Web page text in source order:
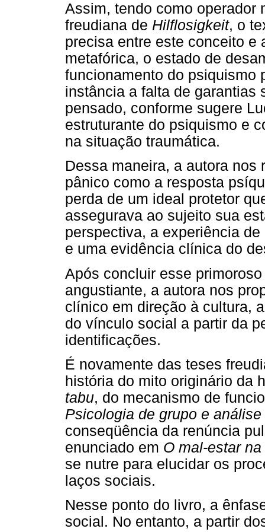
Assim, tendo como operador
freudiana de Hilflosigkeit, o
precisa entre este conceito e
metafórica, o estado de
funcionamento do psiquismo
instância a falta de garantias
pensado, conforme sugere
estruturante do psiquismo e
na situação traumática.
Dessa maneira, a autora
pânico como a resposta
perda de um ideal protetor
assegurava ao sujeito sua
perspectiva, a experiência
e uma evidência clínica do
Após concluir esse
angustiante, a autora nos
clínico em direção à cultura,
do vínculo social a partir da
identificações.
É novamente das teses
história do mito originário da
tabu, do mecanismo de
Psicologia de grupo e
conseqüência da renúncia
enunciado em O mal-estar
se nutre para elucidar os
laços sociais.
Nesse ponto do livro, a
social. No entanto, a partir